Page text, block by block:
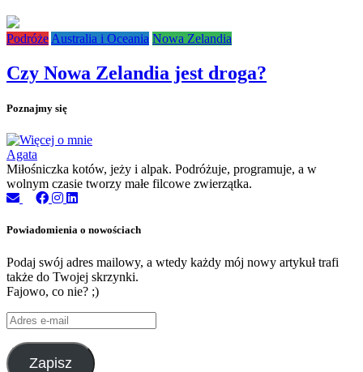
Podróże Australia i Oceania Nowa Zelandia
Czy Nowa Zelandia jest droga?
Poznajmy się
Agata
Miłośniczka kotów, jeży i alpak. Podróżuje, programuje, a w
wolnym czasie tworzy małe filcowe zwierzątka.
Powiadomienia o nowościach
Podaj swój adres mailowy, a wtedy każdy mój nowy artykuł trafi
także do Twojej skrzynki.
Fajowo, co nie? ;)
Adres
e-
mail
Zapisz